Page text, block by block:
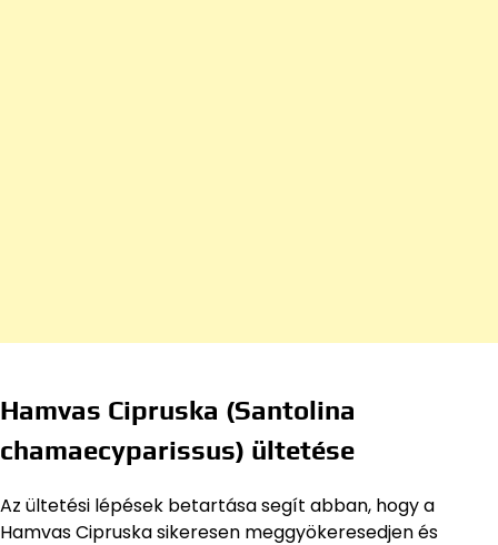
Hamvas Cipruska (Santolina
chamaecyparissus) ültetése
Az ültetési lépések betartása segít abban, hogy a
Hamvas Cipruska sikeresen meggyökeresedjen és